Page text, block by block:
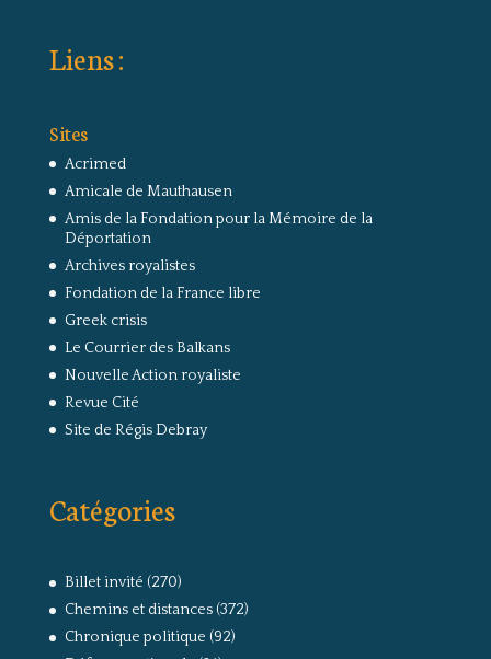
Liens :
Sites
Acrimed
Amicale de Mauthausen
Amis de la Fondation pour la Mémoire de la
Déportation
Archives royalistes
Fondation de la France libre
Greek crisis
Le Courrier des Balkans
Nouvelle Action royaliste
Revue Cité
Site de Régis Debray
Catégories
Billet invité (270)
Chemins et distances(372)
Chronique politique (92)